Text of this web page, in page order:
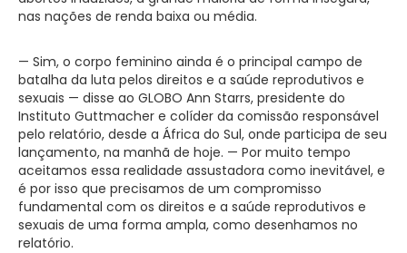
nas nações de renda baixa ou média.
— Sim, o corpo feminino ainda é o principal campo de
batalha da luta pelos direitos e a saúde reprodutivos e
sexuais — disse ao GLOBO Ann Starrs, presidente do
Instituto Guttmacher e colíder da comissão responsável
pelo relatório, desde a África do Sul, onde participa de seu
lançamento, na manhã de hoje. — Por muito tempo
aceitamos essa realidade assustadora como inevitável, e
é por isso que precisamos de um compromisso
fundamental com os direitos e a saúde reprodutivos e
sexuais de uma forma ampla, como desenhamos no
relatório.